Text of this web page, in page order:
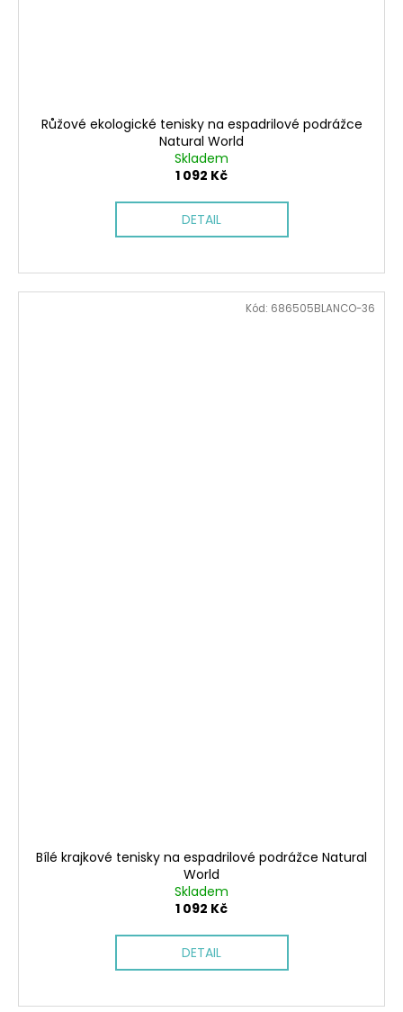
Růžové ekologické tenisky na espadrilové podrážce
Natural World
Skladem
1 092 Kč
DETAIL
Bílé krajkové tenisky na espadrilové podrážce Natural
World
Skladem
1 092 Kč
DETAIL
Kód: 686505BLANCO-36